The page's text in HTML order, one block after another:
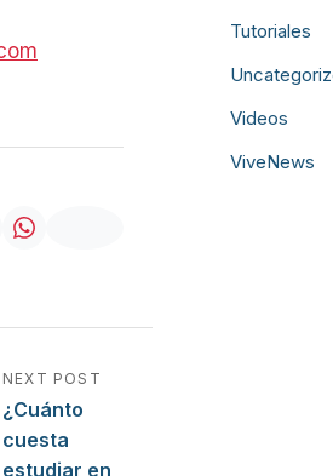
de entradas
NEXT POST
¿Cuánto
cuesta
estudiar en
Tutoriales
Videos
ViveNews